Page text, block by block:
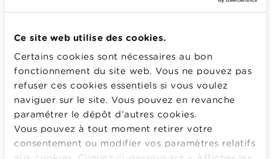
Ce site web utilise des cookies.
Certains cookies sont nécessaires au bon
fonctionnement du site web. Vous ne pouvez pas
refuser ces cookies essentiels si vous voulez
naviguer sur le site. Vous pouvez en revanche
paramétrer le dépôt d’autres cookies.
Vous pouvez à tout moment retirer votre
consentement ou modifier vos paramètres relatifs
Veuillezaccepter les cookies marketing
pour afficher ce contenu.